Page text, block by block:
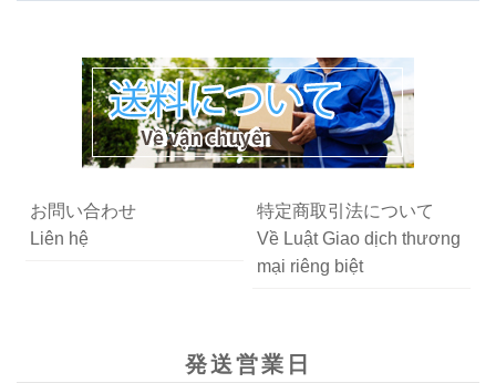
お問い合わせ
Liên hệ
特定商取引法について
Về Luật Giao dịch thương
mại riêng biệt
発送営業日